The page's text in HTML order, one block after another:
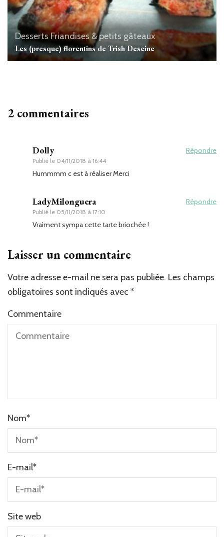
DessertsFriandises & petits gâteaux
Les (presque) florentins de Trish Deseine
2 commentaires
Dolly
Publié le 04/11/2018 à 16:44
Répondre
Hummmm c est à réaliser Merci
LadyMilonguera
Publié le 05/11/2018 à 17:10
Répondre
Vraiment sympa cette tarte briochée !
Laisser un commentaire
Votre adresse e-mail ne sera pas publiée. Les champs
obligatoires sont indiqués avec *
Commentaire
Nom*
E-mail*
Site web